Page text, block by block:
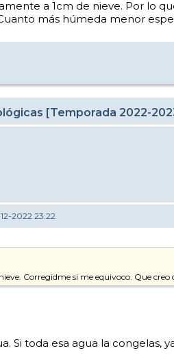
a 1cm de nieve. Por lo
más húmeda menor
[Temporada 2022-
2022 23:22
Corregidme si me equivoco. Que creo
Si toda esa agua la